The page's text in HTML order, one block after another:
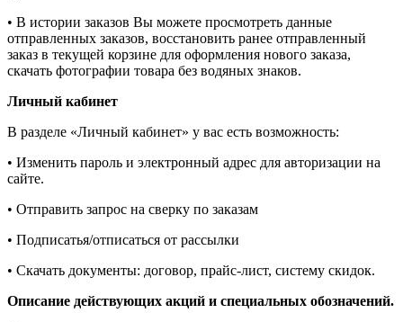
• В истории заказов Вы можете просмотреть данные
отправленных заказов, восстановить ранее отправленный
заказ в текущей корзине для оформления нового заказа,
скачать фотографии товара без водяных знаков.
Личный кабинет
В разделе «Личный кабинет» у вас есть возможность:
• Изменить пароль и электронный адрес для авторизации на
сайте.
• Отправить запрос на сверку по заказам
• Подписатья/отписаться от рассылки
• Скачать документы: договор, прайс-лист, систему скидок.
Описание действующих акций и cпециальных обозначений.